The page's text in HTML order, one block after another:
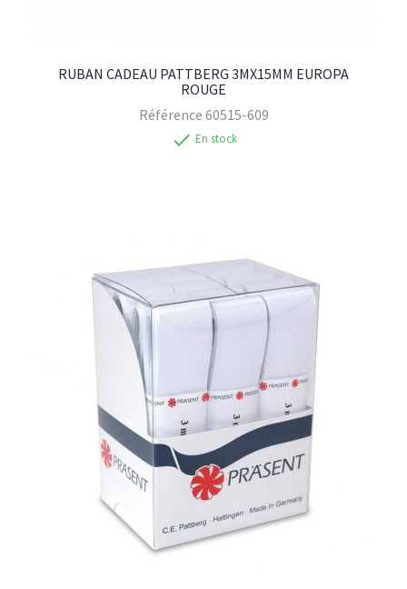
RUBAN CADEAU PATTBERG 3MX15MM EUROPA
ROUGE
Référence 60515-609
check En stock